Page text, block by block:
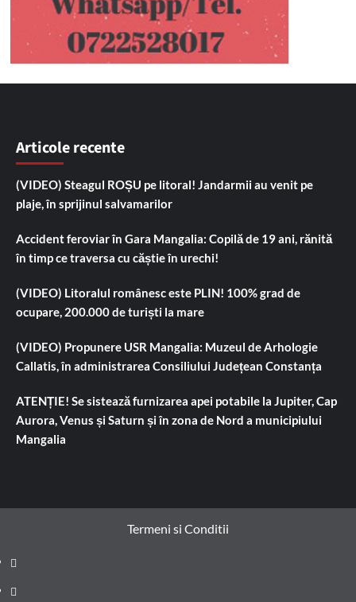
Articole recente
(VIDEO) Steagul ROȘU pe litoral! Jandarmii au venit pe
plaje, în sprijinul salvamarilor
Accident feroviar în Gara Mangalia: Copilă de 19 ani, rănită
în timp ce traversa cu căștie în urechi!
(VIDEO) Litoralul românesc este PLIN! 100% grad de
ocupare, 200.000 de turiști la mare
(VIDEO) Propunere USR Mangalia: Muzeul de Arhologie
Callatis, în administrarea Consiliului Județean Constanța
ATENȚIE! Se sistează furnizarea apei potabile la Jupiter, Cap
Aurora, Venus și Saturn și în zona de Nord a municipiului
Mangalia
Termeni si Conditii
Prima
pagină
Știri